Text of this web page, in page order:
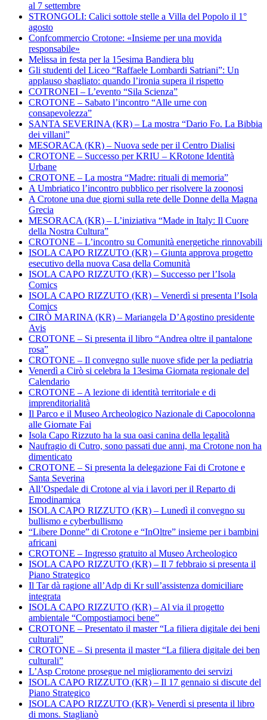
al 7 settembre
STRONGOLI: Calici sottole stelle a Villa del Popolo il 1°
agosto
Confcommercio Crotone: «Insieme per una movida
responsabile»
Melissa in festa per la 15esima Bandiera blu
Gli studenti del Liceo “Raffaele Lombardi Satriani”: Un
applauso sbagliato: quando l’ironia supera il rispetto
COTRONEI – L’evento “Sila Scienza”
CROTONE – Sabato l’incontro “Alle urne con
consapevolezza”
SANTA SEVERINA (KR) – La mostra “Dario Fo. La Bibbia
dei villani”
MESORACA (KR) – Nuova sede per il Centro Dialisi
CROTONE – Successo per KRIU – KRotone Identità
Urbane
CROTONE – La mostra “Madre: rituali di memoria”
A Umbriatico l’incontro pubblico per risolvere la zoonosi
A Crotone una due giorni sulla rete delle Donne della Magna
Grecia
MESORACA (KR) – L’iniziativa “Made in Italy: Il Cuore
della Nostra Cultura”
CROTONE – L’incontro su Comunità energetiche rinnovabili
ISOLA CAPO RIZZUTO (KR) – Giunta approva progetto
esecutivo della nuova Casa della Comunità
ISOLA CAPO RIZZUTO (KR) – Successo per l’Isola
Comics
ISOLA CAPO RIZZUTO (KR) – Venerdì si presenta l’Isola
Comics
CIRÒ MARINA (KR) – Mariangela D’Agostino presidente
Avis
CROTONE – Si presenta il libro “Andrea oltre il pantalone
rosa”
CROTONE – Il convegno sulle nuove sfide per la pediatria
Venerdì a Cirò si celebra la 13esima Giornata regionale del
Calendario
CROTONE – A lezione di identità territoriale e di
imprenditorialità
Il Parco e il Museo Archeologico Nazionale di Capocolonna
alle Giornate Fai
Isola Capo Rizzuto ha la sua oasi canina della legalità
Naufragio di Cutro, sono passati due anni, ma Crotone non ha
dimenticato
CROTONE – Si presenta la delegazione Fai di Crotone e
Santa Severina
All’Ospedale di Crotone al via i lavori per il Reparto di
Emodinamica
ISOLA CAPO RIZZUTO (KR) – Lunedì il convegno su
bullismo e cyberbullismo
“Libere Donne” di Crotone e “InOltre” insieme per i bambini
africani
CROTONE – Ingresso gratuito al Museo Archeologico
ISOLA CAPO RIZZUTO (KR) – Il 7 febbraio si presenta il
Piano Strategico
Il Tar dà ragione all’Adp di Kr sull’assistenza domiciliare
integrata
ISOLA CAPO RIZZUTO (KR) – Al via il progetto
ambientale “Compostiamoci bene”
CROTONE – Presentato il master “La filiera digitale dei beni
culturali”
CROTONE – Si presenta il master “La filiera digitale dei ben
culturali”
L’Asp Crotone prosegue nel miglioramento dei servizi
ISOLA CAPO RIZZUTO (KR) – Il 17 gennaio si discute del
Piano Strategico
ISOLA CAPO RIZZUTO (KR)- Venerdì si presenta il libro
di mons. Staglianò